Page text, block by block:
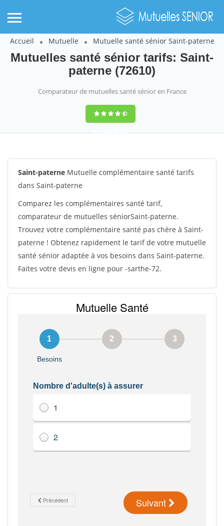
Accueil Mutuelle Mutuelle santé sénior Saint-paterne
Mutuelles santé sénior tarifs: Saint-
paterne (72610)
Comparateur de mutuelles santé sénior en France
9,2(100%)242
Saint-paterne Mutuelle complémentaire santé tarifs
dans Saint-paterne
Comparez les complémentaires santé tarif,
comparateur de mutuelles séniorSaint-paterne.
Trouvez votre complémentaire santé pas chère à Saint-
paterne ! Obtenez rapidement le tarif de votre mutuelle
santé sénior adaptée à vos besoins dans Saint-paterne.
Faites votre devis en ligne pour -sarthe-72.